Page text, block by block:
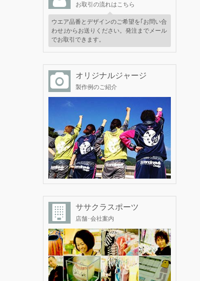
お取引の流れはこちら
ウエア品番とデザインのご希望を｢お問い合
わせ｣からお送りください。発注までメール
でお取引できます。
オリジナルジャージ
製作例のご紹介
ササクラスポーツ
店舗･会社案内